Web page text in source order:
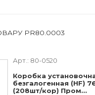
PR80.0003
Арт.: 80-0520
Коробка
безгалогенная (HF)
(208шт/кор) Пром...